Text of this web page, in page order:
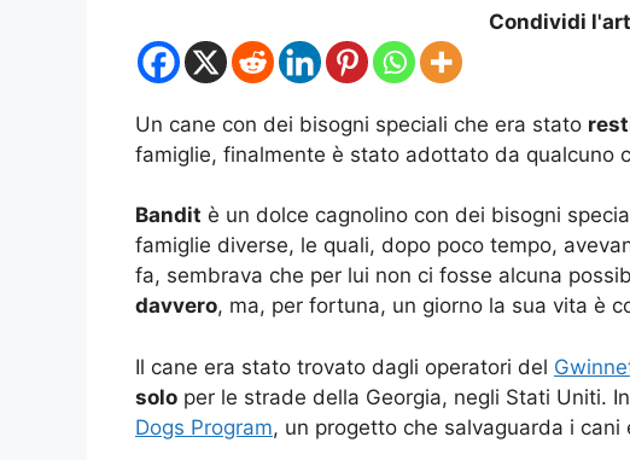
Condividi
Un cane con dei bisogni speciali che era stato
famiglie, finalmente è stato adottato da qualcuno
Bandit è un dolce cagnolino con dei bisogni
famiglie diverse, le quali, dopo poco tempo,
fa, sembrava che per lui non ci fosse alcuna
davvero, ma, per fortuna, un giorno la sua vita è
Il cane era stato trovato dagli operatori del
solo per le strade della Georgia, negli Stati Uniti.
Dogs Program, un progetto che salvaguarda i